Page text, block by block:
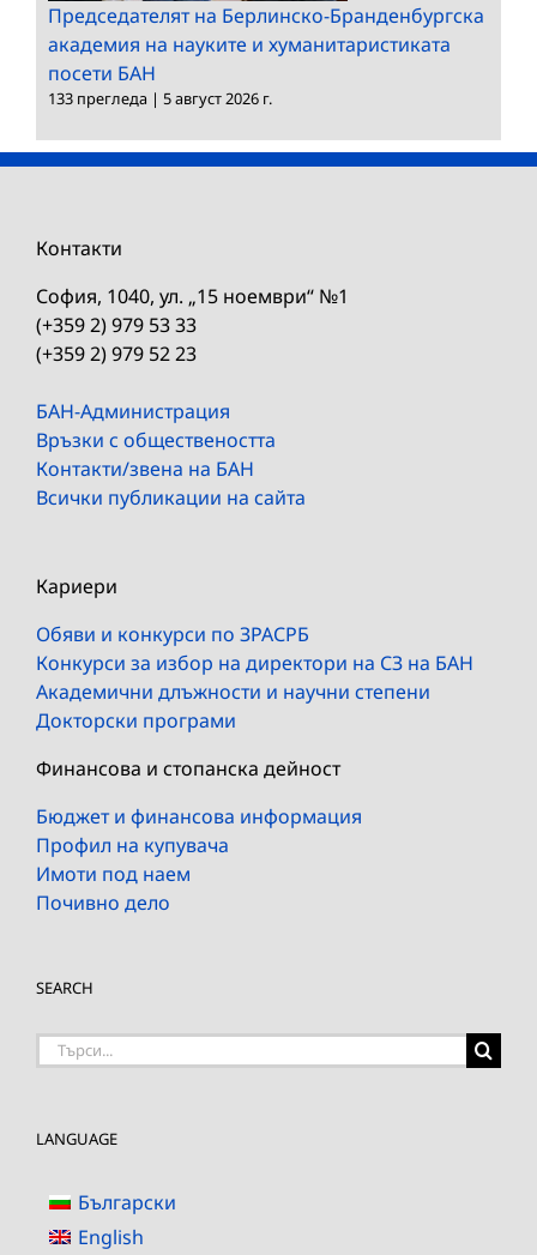
Председателят на Берлинско-Бранденбургска
академия на науките и хуманитаристиката
посети БАН
133 прегледа | 5 август 2026 г.
Контакти
София, 1040, ул. „15 ноември“ №1
(+359 2) 979 53 33
(+359 2) 979 52 23
БАН-Администрация
Връзки с обществеността
Контакти/звена на БАН
Всички публикации на сайта
Кариери
Обяви и конкурси по ЗРАСРБ
Конкурси за избор на директори на СЗ на БАН
Академични длъжности и научни степени
Докторски програми
Финансова и стопанска дейност
Бюджет и финансова информация
Профил на купувача
Имоти под наем
Почивно дело
SEARCH
Търсене
LANGUAGE
Български
English